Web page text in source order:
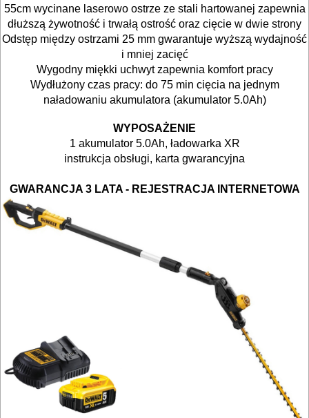
GLAZURNICZE
AKCESORIA
MASZYNKI
URZĄDZENIA
MASZYNY
NARZĘDZIA
OBRÓBKA
DREWNA
RĘCZNE
NARZĘDZIA
55cm wycinane laserowo ostrze ze stali hartowanej zapewnia
dłuższą żywotność i trwałą ostrość oraz cięcie w dwie strony
Odstęp między ostrzami 25 mm gwarantuje wyższą wydajność
i mniej zacięć
Wygodny miękki uchwyt zapewnia komfort pracy
Wydłużony czas pracy: do 75 min cięcia na jednym
naładowaniu akumulatora (akumulator 5.0Ah)
WYPOSAŻENIE
1 akumulator 5.0Ah, ładowarka XR
instrukcja obsługi, karta gwarancyjna
GWARANCJA 3 LATA - REJESTRACJA INTERNETOWA